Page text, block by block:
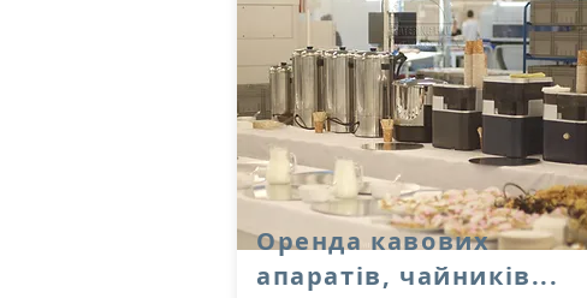
Оренда кавових
апаратів, чайників...